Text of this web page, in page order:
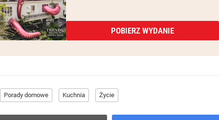
POBIERZ WYDANIE
Porady domowe Kuchnia Życie